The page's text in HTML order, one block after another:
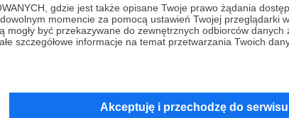
gdzie jest także opisane Twoje prawo żądania
momencie za pomocą ustawień Twojej przeglądarki
być przekazywane do zewnętrznych odbiorców danych
szczegółowe informacje na temat przetwarzania Twoich
Akceptuję i przechodzę do serwisu